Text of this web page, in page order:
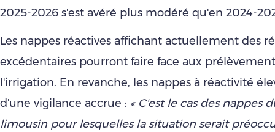
2025-2026 s'est avéré plus modéré qu'en 2024-
Les nappes réactives affichant actuellement des
excédentaires pourront faire face aux
l'irrigation. En revanche, les nappes à réactivité
d'une vigilance accrue : « C'est le cas des nappes
limousin pour lesquelles la situation serait